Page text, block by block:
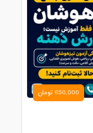
650,000 تومان